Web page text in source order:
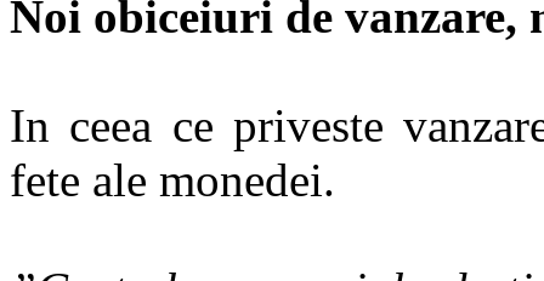
Noi obiceiuri de
In ceea ce priveste
fete ale monedei.